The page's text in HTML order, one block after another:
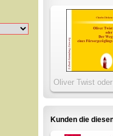
Oliver Twist
Weg eines
Kunden die